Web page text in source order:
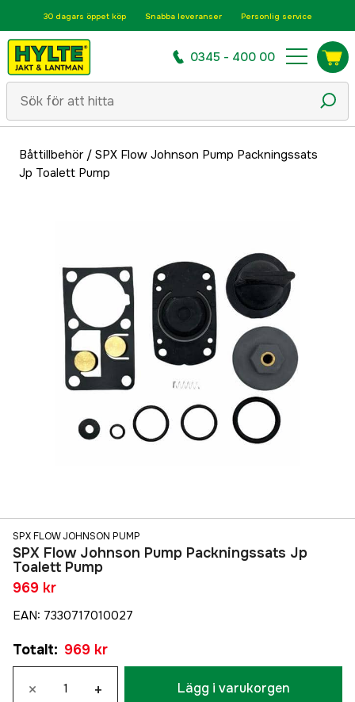
30 dagars öppet köp Snabba leveranser Personlig service
0345 - 400 00
Båttillbehör/ SPX Flow Johnson Pump Packningssats
Jp Toalett Pump
SPX FLOW JOHNSON PUMP
SPX Flow Johnson Pump Packningssats Jp
Toalett Pump
969 kr
EAN: 7330717010027
Totalt: 969 kr
× + Lägg i varukorgen